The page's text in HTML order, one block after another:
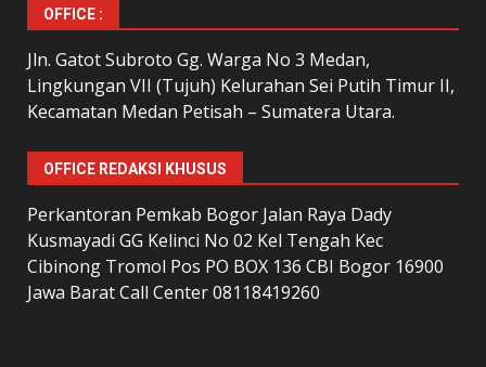
OFFICE :
Jln. Gatot Subroto Gg. Warga No 3 Medan,
Lingkungan VII (Tujuh) Kelurahan Sei Putih Timur II,
Kecamatan Medan Petisah – Sumatera Utara.
OFFICE REDAKSI KHUSUS
Perkantoran Pemkab Bogor Jalan Raya Dady
Kusmayadi GG Kelinci No 02 Kel Tengah Kec
Cibinong Tromol Pos PO BOX 136 CBI Bogor 16900
Jawa Barat Call Center 08118419260